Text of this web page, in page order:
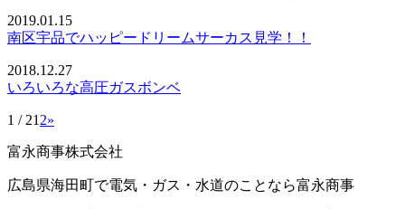
2019.01.15
南区宇品でハッピードリームサーカス見学！！
2018.12.27
いろいろな高圧ガスボンベ
1 / 21 2»
富永商事株式会社
広島県海田町で電気・ガス・水道のことなら富永商事